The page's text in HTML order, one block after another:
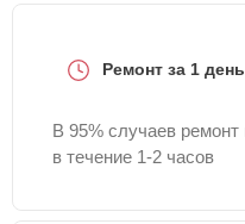
Ремонт за 1 день
В 95% случаев ремонт
в течение 1-2 часов